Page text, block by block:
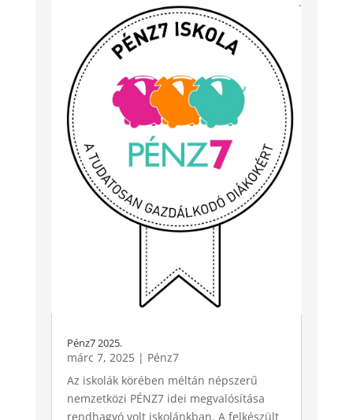
Pénz7 2025.
márc 7, 2025| Pénz7
Az iskolák körében méltán népszerű
nemzetközi PÉNZ7 idei megvalósítása
rendhagyó volt iskolánkban. A felkészült